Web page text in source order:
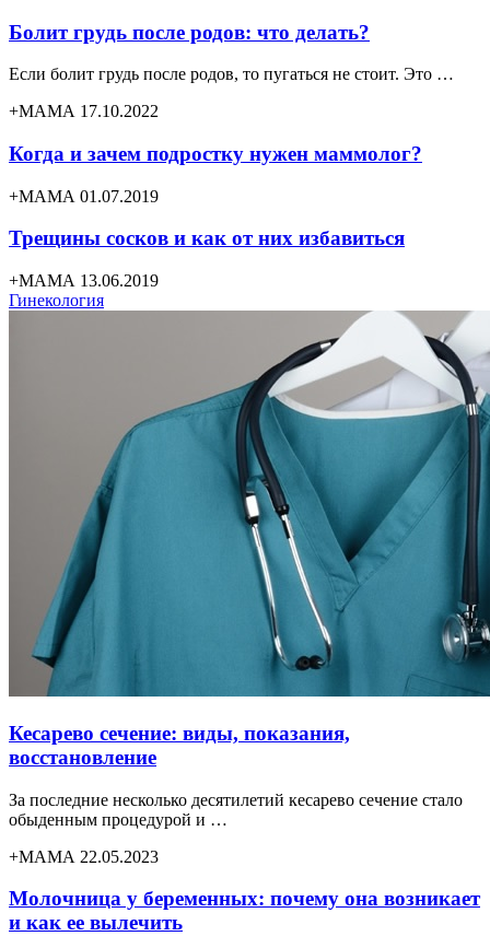
Болит грудь после родов: что делать?
Если болит грудь после родов, то пугаться не стоит. Это …
+МАМА 17.10.2022
Когда и зачем подростку нужен маммолог?
+МАМА 01.07.2019
Трещины сосков и как от них избавиться
+МАМА 13.06.2019
Гинекология
Кесарево сечение: виды, показания,
восстановление
За последние несколько десятилетий кесарево сечение стало
обыденным процедурой и …
+МАМА 22.05.2023
Молочница у беременных: почему она возникает
и как ее вылечить